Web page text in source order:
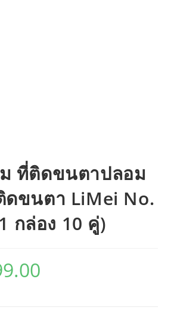
ที่ติดขนตาปลอม
ขนตา LiMei No.
กล่อง 10 คู่)